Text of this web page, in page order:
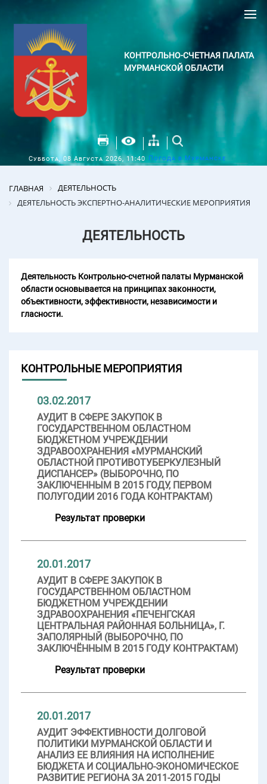
КОНТРОЛЬНО-СЧЕТНАЯ ПАЛАТА
МУРМАНСКОЙ ОБЛАСТИ
Суббота, 08 Августа 2026, 11:40 Погода в Мурманске
ГЛАВНАЯ
ДЕЯТЕЛЬНОСТЬ
ДЕЯТЕЛЬНОСТЬ ЭКСПЕРТНО-АНАЛИТИЧЕСКИЕ МЕРОПРИЯТИЯ
ДЕЯТЕЛЬНОСТЬ
Деятельность Контрольно-счетной палаты Мурманской
области основывается на принципах законности,
объективности, эффективности, независимости и
гласности.
КОНТРОЛЬНЫЕ МЕРОПРИЯТИЯ
03.02.2017
АУДИТ В СФЕРЕ ЗАКУПОК В
ГОСУДАРСТВЕННОМ ОБЛАСТНОМ
БЮДЖЕТНОМ УЧРЕЖДЕНИИ
ЗДРАВООХРАНЕНИЯ «МУРМАНСКИЙ
ОБЛАСТНОЙ ПРОТИВОТУБЕРКУЛЕЗНЫЙ
ДИСПАНСЕР» (ВЫБОРОЧНО, ПО
ЗАКЛЮЧЕННЫМ В 2015 ГОДУ, ПЕРВОМ
ПОЛУГОДИИ 2016 ГОДА КОНТРАКТАМ)
Результат проверки
20.01.2017
АУДИТ В СФЕРЕ ЗАКУПОК В
ГОСУДАРСТВЕННОМ ОБЛАСТНОМ
БЮДЖЕТНОМ УЧРЕЖДЕНИИ
ЗДРАВООХРАНЕНИЯ «ПЕЧЕНГСКАЯ
ЦЕНТРАЛЬНАЯ РАЙОННАЯ БОЛЬНИЦА», Г.
ЗАПОЛЯРНЫЙ (ВЫБОРОЧНО, ПО
ЗАКЛЮЧЁННЫМ В 2015 ГОДУ КОНТРАКТАМ)
Результат проверки
20.01.2017
АУДИТ ЭФФЕКТИВНОСТИ ДОЛГОВОЙ
ПОЛИТИКИ МУРМАНСКОЙ ОБЛАСТИ И
АНАЛИЗ ЕЕ ВЛИЯНИЯ НА ИСПОЛНЕНИЕ
БЮДЖЕТА И СОЦИАЛЬНО-ЭКОНОМИЧЕСКОЕ
РАЗВИТИЕ РЕГИОНА ЗА 2011-2015 ГОДЫ